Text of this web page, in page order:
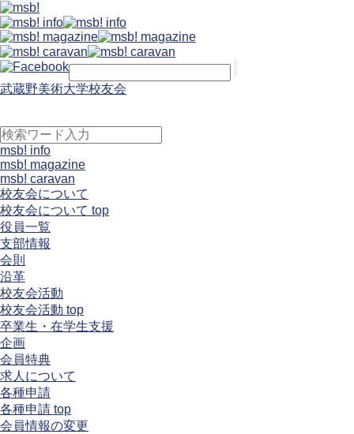
武蔵野美術大学校友会
msb! info
msb! magazine
msb! caravan
校友会について
校友会について top
役員一覧
支部情報
会則
沿革
校友会活動
校友会活動 top
卒業生・在学生支援
企画
会員特典
求人について
各種申請
各種申請 top
会員情報の変更